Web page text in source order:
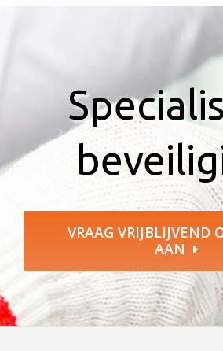
VRAAG VRIJBLIJVEND
AAN